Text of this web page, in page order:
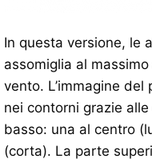
In questa versione, le
assomiglia al
vento. L’immagine
nei contorni grazie
basso: una al centro
(corta). La parte